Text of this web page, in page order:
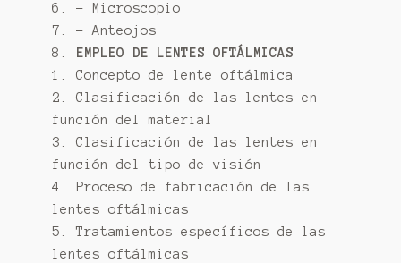
6. – Microscopio
7. – Anteojos
8.
EMPLEO DE LENTES OFTÁLMICAS
1. Concepto de lente oftálmica
2. Clasificación de las lentes en
función del material
3. Clasificación de las lentes en
función del tipo de visión
4. Proceso de fabricación de las
lentes oftálmicas
5. Tratamientos específicos de las
lentes oftálmicas